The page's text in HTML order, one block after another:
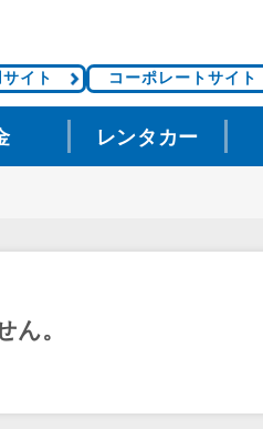
イト コーポレートサイト
レンタカー
ん。